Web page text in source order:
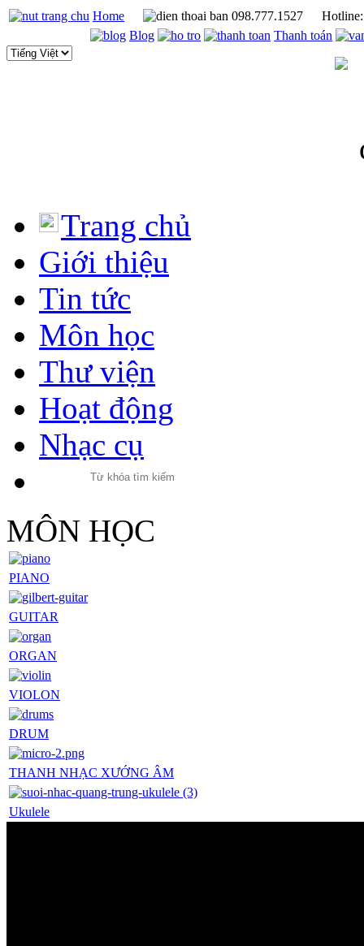
Home 098.777.1527
Blog
Thanh toán
Trang chủ
Giới thiệu
Tin tức
Môn học
Thư viện
Hoạt động
Nhạc cụ
MÔN HỌC
PIANO
GUITAR
ORGAN
VIOLON
DRUM
THANH NHẠC XƯỚNG ÂM
Ukulele